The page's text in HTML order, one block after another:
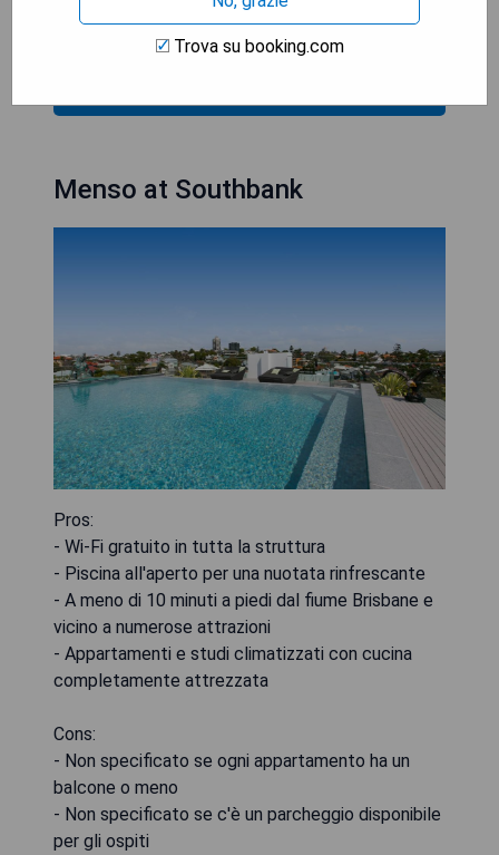
idromassaggio specificamente nel testo
Menso at Southbank
Pros:
- Wi-Fi gratuito in tutta la struttura
- Piscina all'aperto per una nuotata rinfrescante
- A meno di 10 minuti a piedi dal fiume Brisbane e
vicino a numerose attrazioni
- Appartamenti e studi climatizzati con cucina
completamente attrezzata
Cons:
- Non specificato se ogni appartamento ha un
balcone o meno
- Non specificato se c'è un parcheggio disponibile
per gli ospiti
Trova su booking.com